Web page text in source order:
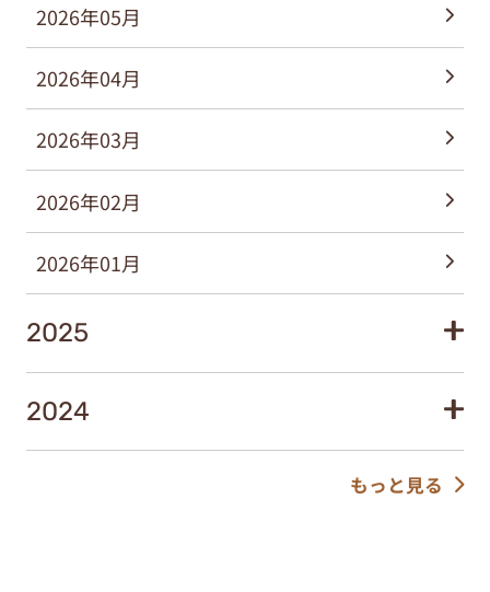
2026年05月
2026年04月
2026年03月
2026年02月
2026年01月
2025
2024
もっと見る